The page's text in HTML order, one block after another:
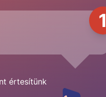
1
értesítünk